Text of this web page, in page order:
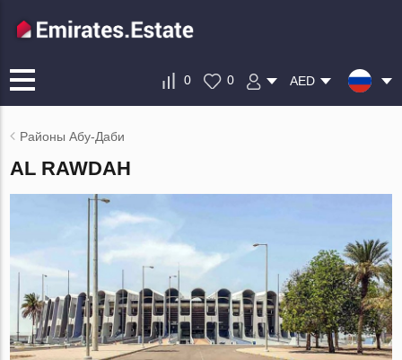
0 0 AED
Районы Абу-Даби
AL RAWDAH